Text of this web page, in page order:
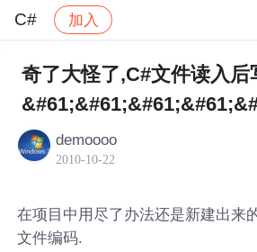
C# 加入
社区 C# 帖子详情
奇了大怪了,C#文件读入
demoooo
2010-10-22
在项目中用尽了办法还是新建出来
文件编码.